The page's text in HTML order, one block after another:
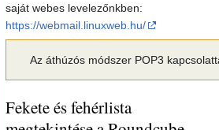
saját webes levelezőnkben:
https://webmail.linuxweb.hu/
Az áthúzós módszer POP3
Fekete és fehérlista